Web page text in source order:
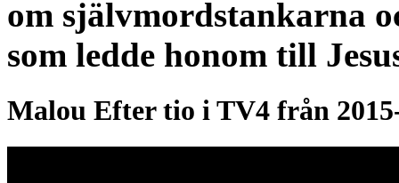
om självmordstankarna
som ledde honom till
Malou Efter tio i TV4 från